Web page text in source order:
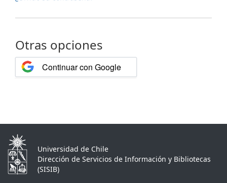
Otras opciones
Continuar con Google
Universidad de Chile
Dirección de Servicios de Información y Bibliotecas
(SISIB)